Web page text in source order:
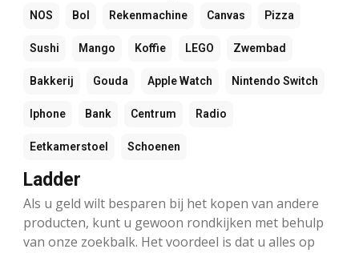
NOS Bol Rekenmachine Canvas Pizza
Sushi Mango Koffie LEGO Zwembad
Bakkerij Gouda Apple Watch Nintendo Switch
Iphone Bank Centrum Radio
Eetkamerstoel Schoenen
Ladder
Als u geld wilt besparen bij het kopen van andere
producten, kunt u gewoon rondkijken met behulp
van onze zoekbalk. Het voordeel is dat u alles op